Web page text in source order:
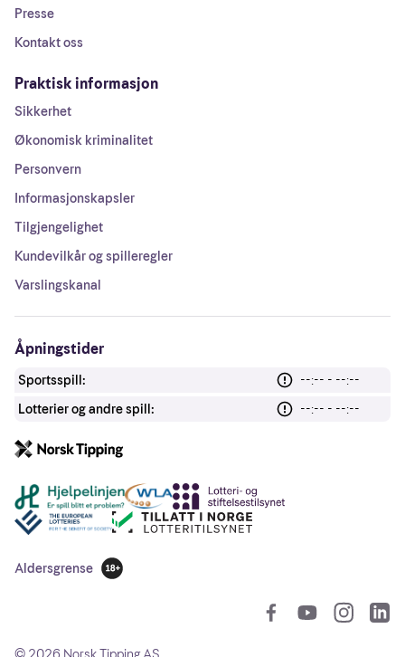
Presse
Kontakt oss
Praktisk informasjon
Sikkerhet
Økonomisk kriminalitet
Personvern
Informasjonskapsler
Tilgjengelighet
Kundevilkår og spilleregler
Varslingskanal
Åpningstider
Sportsspill:
--:-- - --:--
Lotterier og andre spill:
--:-- - --:--
Andre lenker
Aldersgrense
18 år